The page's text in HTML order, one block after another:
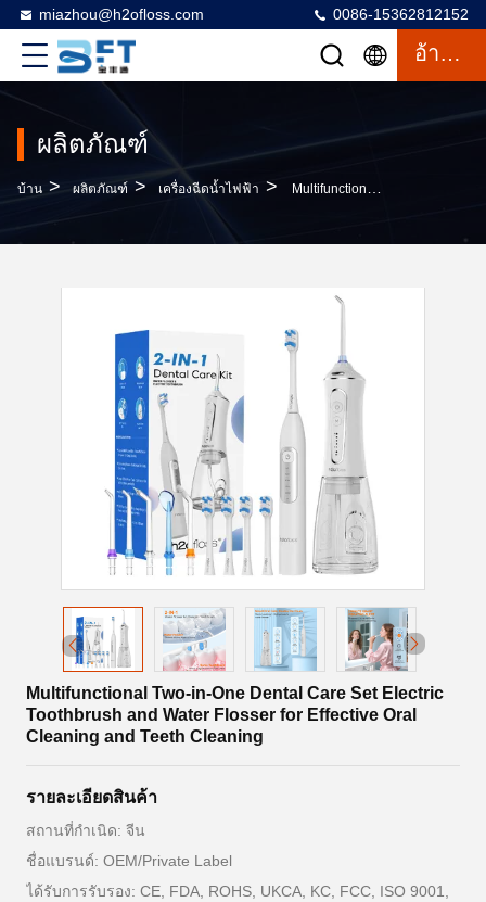
miazhou@h2ofloss.com 0086-15362812152
อ้างอิง
ผลิตภัณฑ์
บ้าน > ผลิตภัณฑ์ > เครื่องฉีดน้ำไฟฟ้า > Multifunctional Two-In-One Dental Care Set Electric Toothbrush And Water Flosser For Effective Oral Cleaning And Teeth Cleaning
Multifunctional Two-in-One Dental Care Set Electric
Toothbrush and Water Flosser for Effective Oral
Cleaning and Teeth Cleaning
รายละเอียดสินค้า
สถานที่กำเนิด: จีน
ชื่อแบรนด์: OEM/Private Label
ได้รับการรับรอง: CE, FDA, ROHS, UKCA, KC, FCC, ISO 9001,